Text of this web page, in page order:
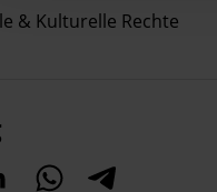
& Kulturelle Rechte